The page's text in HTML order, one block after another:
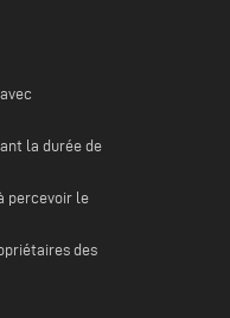
la durée de
percevoir le
des